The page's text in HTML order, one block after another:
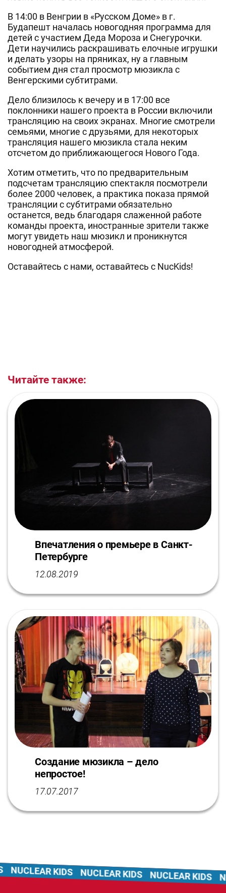
В 14:00 в Венгрии в «Русском Доме» в г.
Будапешт началась новогодняя программа для
детей с участием Деда Мороза и Снегурочки.
Дети научились раскрашивать елочные игрушки
и делать узоры на пряниках, ну а главным
событием дня стал просмотр мюзикла с
Венгерскими субтитрами.
Дело близилось к вечеру и в 17:00 все
поклонники нашего проекта в России включили
трансляцию на своих экранах. Многие смотрели
семьями, многие с друзьями, для некоторых
трансляция нашего мюзикла стала неким
отсчетом до приближающегося Нового Года.
Хотим отметить, что по предварительным
подсчетам трансляцию спектакля посмотрели
более 2000 человек, а практика показа прямой
трансляции с субтитрами обязательно
останется, ведь благодаря слаженной работе
команды проекта, иностранные зрители также
могут увидеть наш мюзикл и проникнутся
новогодней атмосферой.
Оставайтесь с нами, оставайтесь с NucKids!
Читайте также:
Впечатления о премьере в Санкт-
Петербурге
12.08.2019
Создание мюзикла – дело
непростое!
17.07.2017
NUCLEAR KIDS NUCLEAR KIDS NUCLEAR KIDS